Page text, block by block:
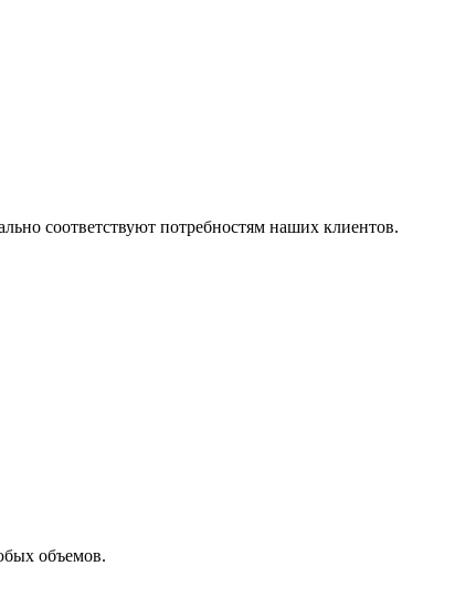
соответствуют потребностям наших клиентов.
объемов.